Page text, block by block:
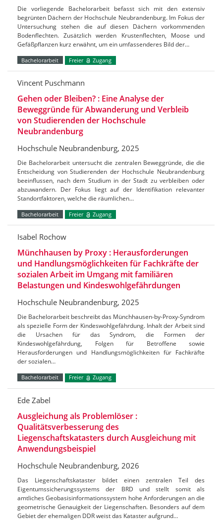
Die vorliegende Bachelorarbeit befasst sich mit den extensiv
begrünten Dächern der Hochschule Neubrandenburg. Im Fokus der
Untersuchung stehen die auf diesen Dächern vorkommenden
Bodenflechten. Zusätzlich werden Krustenflechten, Moose und
Gefäßpflanzen kurz erwähnt, um ein umfassenderes Bild der…
Bachelorarbeit Freier Zugang
Vincent Puschmann
Gehen oder Bleiben? : Eine Analyse der
Beweggründe für Abwanderung und Verbleib
von Studierenden der Hochschule
Neubrandenburg
Hochschule Neubrandenburg, 2025
Die Bachelorarbeit untersucht die zentralen Beweggründe, die die
Entscheidung von Studierenden der Hochschule Neubrandenburg
beeinflussen, nach dem Studium in der Stadt zu verbleiben oder
abzuwandern. Der Fokus liegt auf der Identifikation relevanter
Standortfaktoren, welche die räumlichen…
Bachelorarbeit Freier Zugang
Isabel Rochow
Münchhausen by Proxy : Herausforderungen
und Handlungsmöglichkeiten für Fachkräfte der
sozialen Arbeit im Umgang mit familiären
Belastungen und Kindeswohlgefährdungen
Hochschule Neubrandenburg, 2025
Die Bachelorarbeit beschreibt das Münchhausen-by-Proxy-Syndrom
als spezielle Form der Kindeswohlgefährdung. Inhalt der Arbeit sind
die Ursachen für das Syndrom, die Formen der
Kindeswohlgefährdung, Folgen für Betroffene sowie
Herausforderungen und Handlungsmöglichkeiten für Fachkräfte
der sozialen…
Bachelorarbeit Freier Zugang
Ede Zabel
Ausgleichung als Problemlöser :
Qualitätsverbesserung des
Liegenschaftskatasters durch Ausgleichung mit
Anwendungsbeispiel
Hochschule Neubrandenburg, 2026
Das Liegenschaftskataster bildet einen zentralen Teil des
Eigentumssicherungssystems der BRD und stellt somit als
amtliches Geobasisinformationssystem hohe Anforderungen an die
geometrische Genauigkeit der Liegenschaften. Besonders auf dem
Gebiet der ehemaligen DDR weist das Kataster aufgrund…